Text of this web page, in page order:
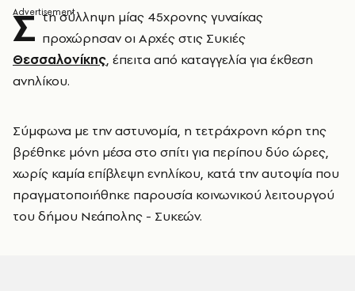
Σ τη σύλληψη μίας 45χρονης γυναίκας
προχώρησαν οι Αρχές στις Συκιές
Θεσσαλονίκης, έπειτα από καταγγελία για έκθεση
ανηλίκου.
Σύμφωνα με την αστυνομία, η τετράχρονη κόρη της
βρέθηκε μόνη μέσα στο σπίτι για περίπου δύο ώρες,
χωρίς καμία επίβλεψη ενηλίκου, κατά την αυτοψία που
πραγματοποιήθηκε παρουσία κοινωνικού λειτουργού
του δήμου Νεάπολης - Συκεών.